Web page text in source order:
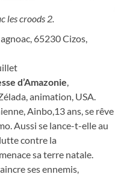
les croods 2.
65230 Cizos,
d’Amazonie,
animation, USA.
Ainbo,13 ans, se rêve
Aussi se lance-t-elle au
contre la
sa terre natale.
ses ennemis,